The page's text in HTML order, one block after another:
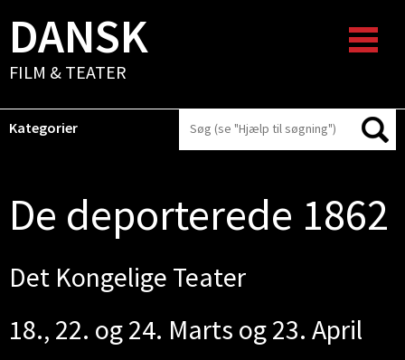
DANSK
FILM & TEATER
Kategorier
De deporterede 1862
Det Kongelige Teater
18., 22. og 24. Marts og 23. April